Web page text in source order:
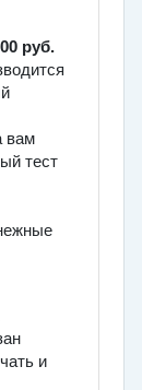
руб.
вам
тест
и